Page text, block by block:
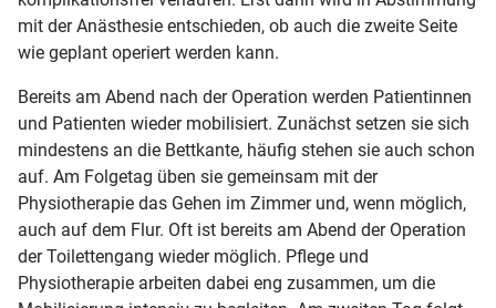
mit der Anästhesie entschieden, ob auch die zweite Seite
wie geplant operiert werden kann.
Bereits am Abend nach der Operation werden Patientinnen
und Patienten wieder mobilisiert. Zunächst setzen sie sich
mindestens an die Bettkante, häufig stehen sie auch schon
auf. Am Folgetag üben sie gemeinsam mit der
Physiotherapie das Gehen im Zimmer und, wenn möglich,
auch auf dem Flur. Oft ist bereits am Abend der Operation
der Toilettengang wieder möglich. Pflege und
Physiotherapie arbeiten dabei eng zusammen, um die